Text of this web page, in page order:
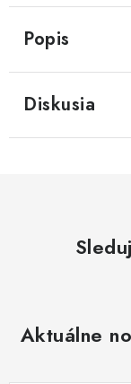
Popis
Diskusia
Aktuálne